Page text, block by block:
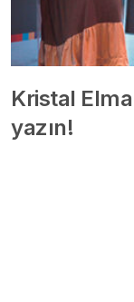
Kristal
yazın!